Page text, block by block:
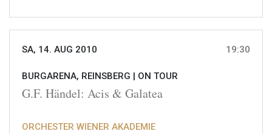
SA, 14. AUG 2010 19:30
BURGARENA, REINSBERG | ON TOUR
G.F. Händel: Acis & Galatea
ORCHESTER WIENER AKADEMIE